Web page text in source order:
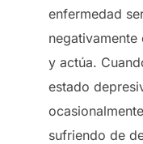
enfermedad
negativamente
y actúa.
estado
sufriendo de